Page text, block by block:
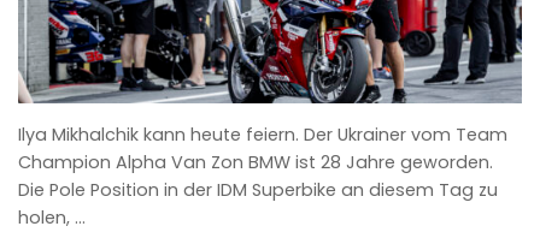
Ilya Mikhalchik kann heute feiern. Der Ukrainer vom Team
Champion Alpha Van Zon BMW ist 28 Jahre geworden.
Die Pole Position in der IDM Superbike an diesem Tag zu
holen, …